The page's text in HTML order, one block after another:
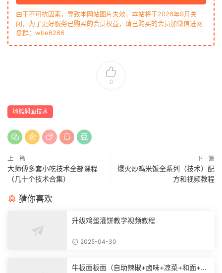
由于不可抗因素，导致本网站图片失效，本站将于2026年9月关
闭，为了更好服务已购买的会员权益，请已购买的会员加微信进网
盘群：wbe6266
0
地摊焖面技术
上一篇
大师傅多套小吃技术全部课程
（几十个技术合集）
下一篇
爆火炒鸡米饭全系列（技术）配
方和视频教程
猜你喜欢
升级鸡蛋灌饼教学视频教程
2025-04-30
牛板面板面（自助辣椒+卤味+凉菜+和面+烙